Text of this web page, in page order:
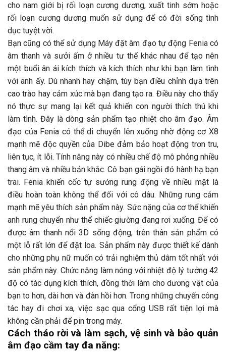
cho nam giới bị rối loạn cương dương, xuất tinh sớm hoặc
rối loạn cương dương muốn sử dụng để có đời sống tình
dục tuyệt vời.
Bạn cũng có thể sử dụng Máy đặt âm đạo tự động Fenia có
âm thanh và sưởi ấm ở nhiều tư thế khác nhau để tạo nên
một buổi ân ái kích thích và kích thích như khi bạn làm tình
với anh ấy. Dù nhanh hay chậm, tùy bạn điều chỉnh dựa trên
cao trào hay cảm xúc mà bạn đang tạo ra. Điều này cho thấy
nó thực sự mang lại kết quả khiến con người thích thú khi
làm tình. Đây là dòng sản phẩm tạo nhiệt cho âm đạo. Âm
đạo của Fenia có thể di chuyển lên xuống nhờ động cơ X8
mạnh mẽ độc quyền của Dibe đảm bảo hoạt động trơn tru,
liên tục, ít lỗi. Tính năng này có nhiều chế độ mô phỏng nhiều
thang âm và nhiều bản khắc. Cô bạn gái ngồi đó hành hạ bạn
trai. Fenia khiến cốc tự sướng rung động về nhiều mặt là
điều hoàn toàn không thể đối với cô dâu. Những rung cảm
mạnh mẽ yêu thích sản phẩm này. Sức nặng của cơ thể khiến
anh rung chuyển như thể chiếc giường đang rơi xuống. Để có
được âm thanh nổi 3D sống động, trên thân sản phẩm có
một lỗ rất lớn để đặt loa. Sản phẩm này được thiết kế dành
cho những phụ nữ muốn có trải nghiệm thủ dâm tốt nhất với
sản phẩm này. Chức năng làm nóng với nhiệt độ lý tưởng 42
độ có tác dụng kích thích, đồng thời làm cho dương vật của
bạn to hơn, dài hơn và đàn hồi hơn. Trong những chuyến công
tác hay đi chơi xa, việc sạc qua cổng USB rất tiện lợi mà
không cần phải để pin trong máy.
Cách tháo rời và làm sạch, vệ sinh và bảo quản
âm đạo cầm tay đa năng: